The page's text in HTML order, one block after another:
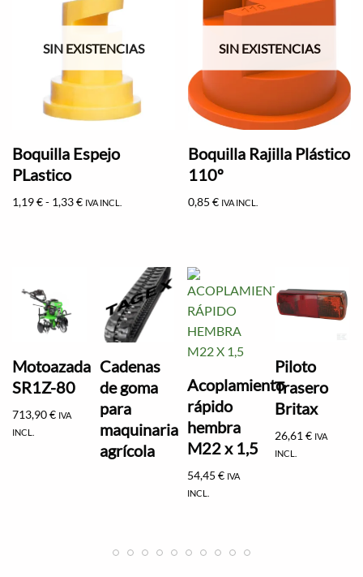
SIN EXISTENCIAS
Boquilla Espejo
PLastico
1,19€- 1,33€ IVA INCL.
SIN EXISTENCIAS
Boquilla Rajilla Plástico
110º
0,85€ IVA INCL.
Motoazada
SR1Z-80
713,90€ IVA
INCL.
Cadenas
de goma
para
maquinaria
agrícola
Acoplamiento
rápido
hembra
M22 x 1,5
54,45€ IVA
INCL.
Piloto
Trasero
Britax
26,61€ IVA
INCL.